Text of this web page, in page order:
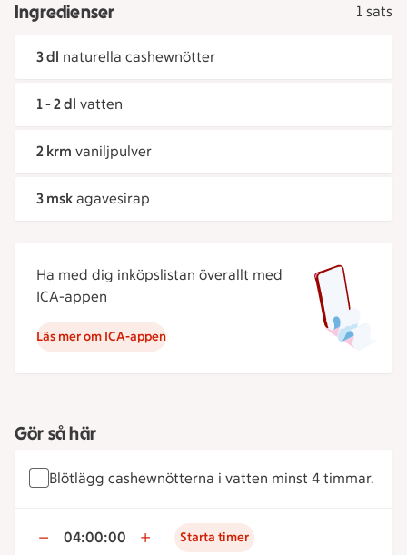
Ingredienser 1 sats
3 dl naturella cashewnötter
1 - 2 dl vatten
2 krm vaniljpulver
3 msk agavesirap
Ha med dig inköpslistan överallt med
ICA-appen
Läs mer om ICA-appen
Gör så här
Blötlägg cashewnötterna i vatten minst 4 timmar.
04:00:00 Starta timer